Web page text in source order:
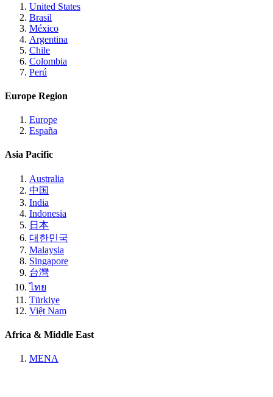
United States
Brasil
México
Argentina
Chile
Colombia
Perú
Europe Region
Europe
España
Asia Pacific
Australia
中国
India
Indonesia
日本
대한민국
Malaysia
Singapore
台灣
ไทย
Türkiye
Việt Nam
Africa & Middle East
MENA